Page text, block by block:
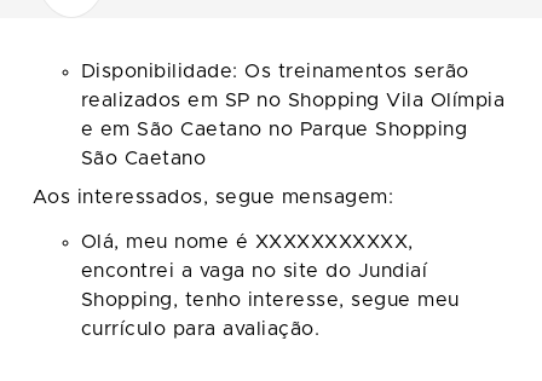
Disponibilidade: Os treinamentos serão
realizados em SP no Shopping Vila Olímpia
e em São Caetano no Parque Shopping
São Caetano
Aos interessados, segue mensagem:
Olá, meu nome é XXXXXXXXXXX,
encontrei a vaga no site do Jundiaí
Shopping, tenho interesse, segue meu
currículo para avaliação.